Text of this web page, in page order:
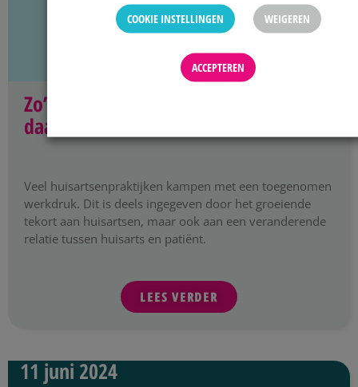
Zo’n klachtenprocedure, wat moet ik
daarvan verwachten?
Veel huisartsenpraktijken kampen met een toegenomen
werkdruk. Dit is deels ingegeven door het groeiende
tekort aan huisartsen, maar ook aan een veranderende
relatie tussen huisarts en patiënt.
LEES VERDER
11 juni 2024
COOKIE INSTELLINGEN WEIGEREN
ACCEPTEREN